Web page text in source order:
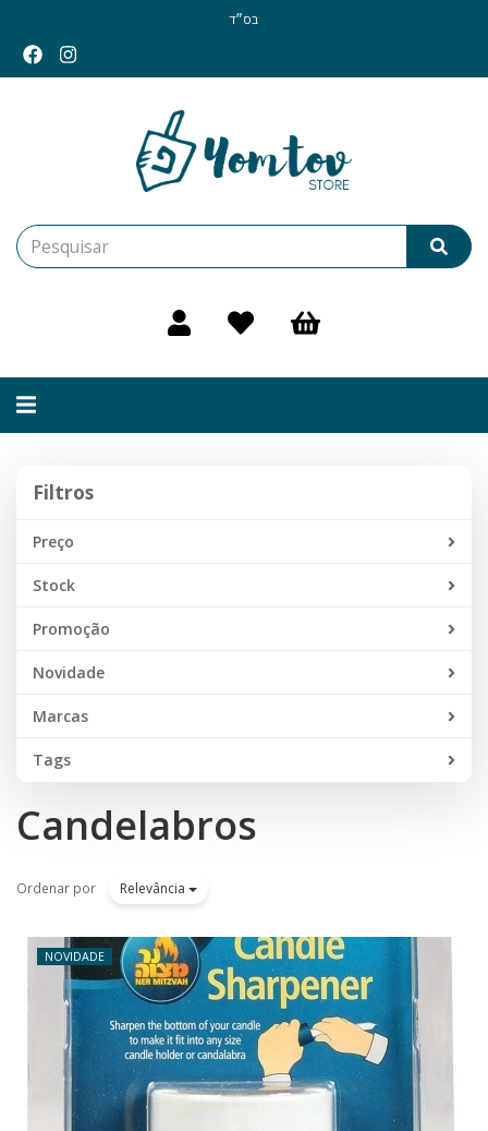
בס״ד
Alternar
Filtros
Preço
Stock
Promoção
Novidade
Marcas
Tags
Candelabros
Ordenar por Relevância
NOVIDADE